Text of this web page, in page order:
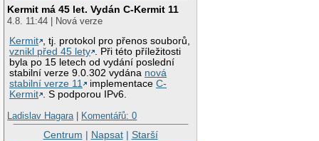
Kermit má 45 let. Vydán C-Kermit 11
4.8. 11:44 | Nová verze
Kermit , tj. protokol pro přenos souborů,
vznikl před 45 lety . Při této příležitosti
byla po 15 letech od vydání poslední
stabilní verze 9.0.302 vydána nová
stabilní verze 11
implementaceC-
Kermit . S podporou IPv6.
Ladislav Hagara| Komentářů: 0
Centrum | Napsat| Starší